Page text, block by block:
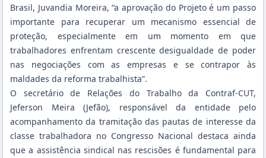
Brasil, Juvandia Moreira, “a aprovação do Projeto é um passo
importante para recuperar um mecanismo essencial de
proteção, especialmente em um momento em que
trabalhadores enfrentam crescente desigualdade de poder
nas negociações com as empresas e se contrapor às
maldades da reforma trabalhista”.
O secretário de Relações do Trabalho da Contraf-CUT,
Jeferson Meira (Jefão), responsável da entidade pelo
acompanhamento da tramitação das pautas de interesse da
classe trabalhadora no Congresso Nacional destaca ainda
que a assistência sindical nas rescisões é fundamental para